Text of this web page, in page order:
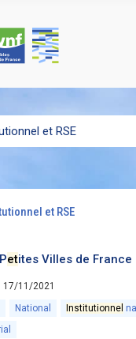
:
et RSE
etites Villes de France
17/11/2021
National Institutionnel